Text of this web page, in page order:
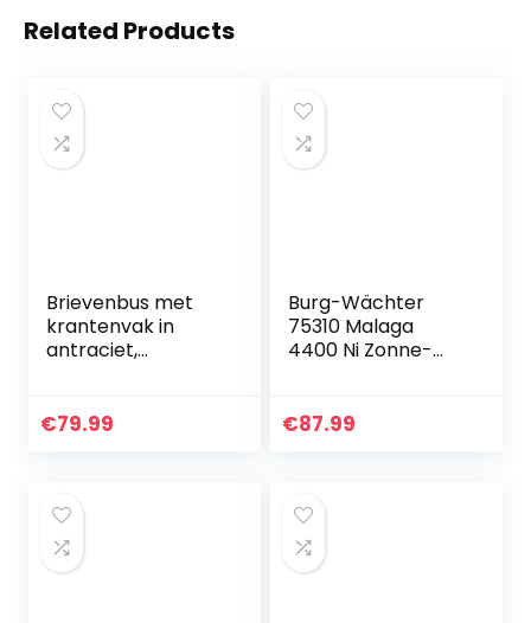
Related Products
Brievenbus met
krantenvak in
antraciet,
wandbrievenbus
€79.99
Burg-Wächter
75310 Malaga
4400 Ni Zonne-
Norm En 13724,
€87.99